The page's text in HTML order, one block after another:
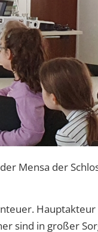
Mensa der
sind in großer